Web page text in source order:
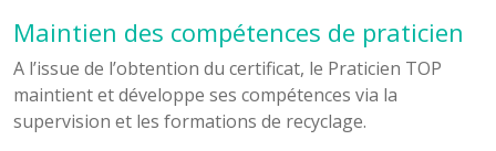
Maintien des compétences de praticien
A l’issue de l’obtention du certificat, le Praticien TOP
maintient et développe ses compétences via la
supervision et les formations de recyclage.